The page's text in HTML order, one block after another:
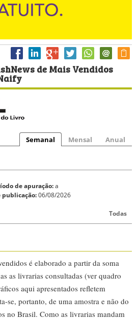
de Mais Vendidos
Semanal Mensal Anual
de apuração:a
publicação:06/08/2026
Todas
é elaborado a partir da soma
as livrarias consultadas (ver quadro
aqui apresentados refletem
se, portanto, de uma amostra e não do
no Brasil. Como as livrarias mandam